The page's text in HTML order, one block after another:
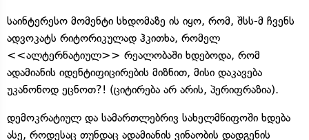
საინტერესო მომენტი სხდომაზე ის იყო, რომ, შსს-მ ჩვენს
ადვოკატს რიტორიკულად ჰკითხა, რომელ
<<ალტერნატიულ>> რეალობაში ხდებოდა, რომ
ადამიანის იდენტიფიცირების მიზნით, მისი დაკავება
უკანონოდ ეცნოთ?! (ციტირება არ არის, პერიფრაზია).
დემოკრატიულ და სამართლებრივ სახელმწიფოში ხდება
ასე, როდესაც თუნდაც ადამიანის ვინაობის დადგენის